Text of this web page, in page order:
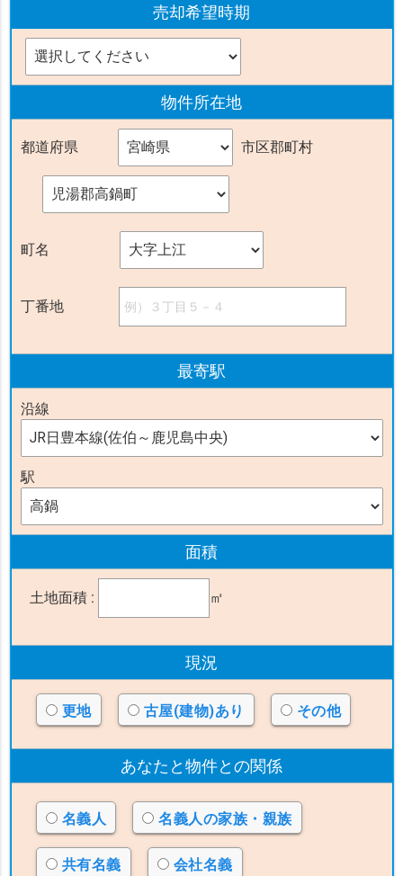
売却希望時期
物件所在地
都道府県 市区郡町村
町名
丁番地
最寄駅
沿線
駅
面積
土地面積 : ㎡
現況
更地 古屋(建物)あり その他
あなたと物件との関係
名義人 名義人の家族・親族
共有名義 会社名義